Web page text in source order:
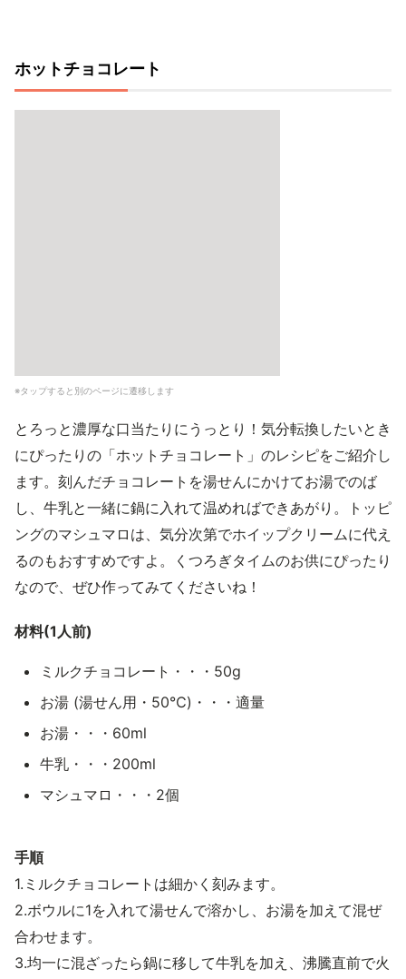
ホットチョコレート
※タップすると別のページに遷移します
とろっと濃厚な口当たりにうっとり！気分転換したいとき
にぴったりの「ホットチョコレート」のレシピをご紹介し
ます。刻んだチョコレートを湯せんにかけてお湯でのば
し、牛乳と一緒に鍋に入れて温めればできあがり。トッピ
ングのマシュマロは、気分次第でホイップクリームに代え
るのもおすすめですよ。くつろぎタイムのお供にぴったり
なので、ぜひ作ってみてくださいね！
材料(1人前)
ミルクチョコレート・・・50g
お湯 (湯せん用・50℃)・・・適量
お湯・・・60ml
牛乳・・・200ml
マシュマロ・・・2個
手順
1.ミルクチョコレートは細かく刻みます。
2.ボウルに1を入れて湯せんで溶かし、お湯を加えて混ぜ
合わせます。
3.均一に混ざったら鍋に移して牛乳を加え、沸騰直前で火